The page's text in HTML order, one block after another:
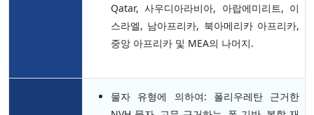
Qatar, 사우디아라비아, 아랍에미리트, 이
스라엘, 남아프리카, 북아메리카 아프리카,
중앙 아프리카 및 MEA의 나머지.
물자 유형에 의하여: 폴리우레탄 근거한